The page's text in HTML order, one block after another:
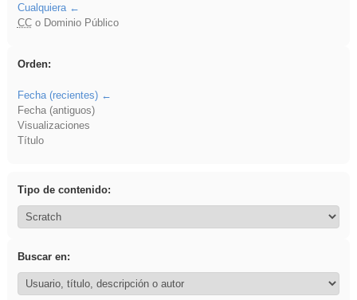
Cualquiera
CCo Dominio Público
Orden:
Fecha (recientes)
Fecha (antiguos)
Visualizaciones
Título
Tipo de contenido:
Buscar en: